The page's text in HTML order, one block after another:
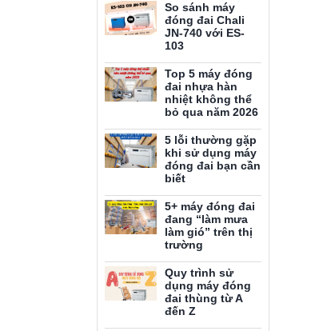
So sánh máy
đóng đai Chali
JN-740 với ES-
103
Top 5 máy đóng
đai nhựa hàn
nhiệt không thể
bỏ qua năm 2026
5 lỗi thường gặp
khi sử dụng máy
đóng đai bạn cần
biết
5+ máy đóng đai
đang “làm mưa
làm gió” trên thị
trường
Quy trình sử
dụng máy đóng
đai thùng từ A
đến Z